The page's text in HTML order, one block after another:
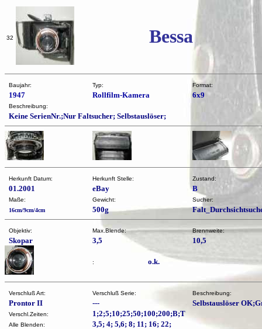
32 Bessa
Baujahr: Typ: Format:
1947 Rollfilm-Kamera 6x9
Beschreibung:
Keine SerienNr.;Nur Faltsucher; Selbstauslöser;
Herkunft Datum: Herkunft Stelle: Zustand:
01.2001 eBay B
Maße: Gewicht:
Sucher:
16cm/9cm/4cm
500g
Objektiv: Max.Blende: Brennweite:
Skopar 3,5 10,5
: o.k.
Verschluß Art: Verschluß Serie: Beschreibung:
Prontor II --- Selbstauslöser
Verschl.Zeiten: 1;2;5;10;25;50;100;200;B;T
Alle Blenden: 3,5; 4; 5,6; 8; 11; 16; 22;